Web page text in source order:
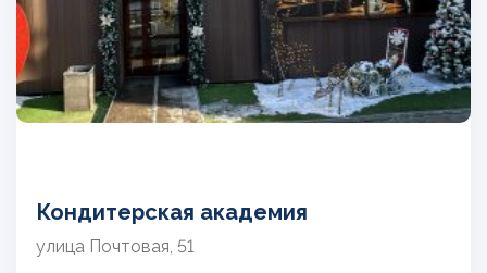
Кондитерская академия
улица Почтовая, 51